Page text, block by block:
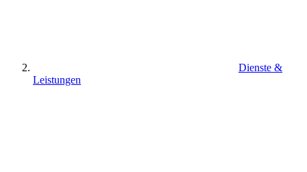
Dienste &
Leistungen